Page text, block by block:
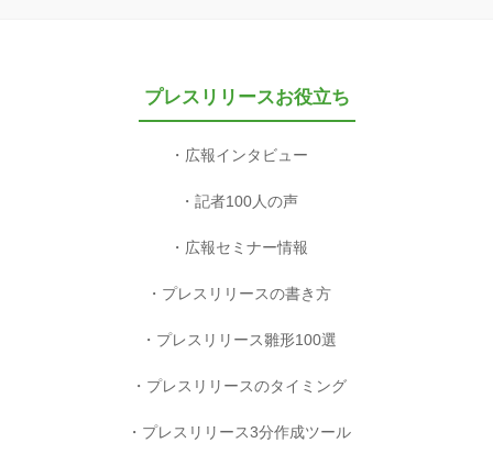
プレスリリースお役立ち
広報インタビュー
記者100人の声
広報セミナー情報
プレスリリースの書き方
プレスリリース雛形100選
プレスリリースのタイミング
プレスリリース3分作成ツール